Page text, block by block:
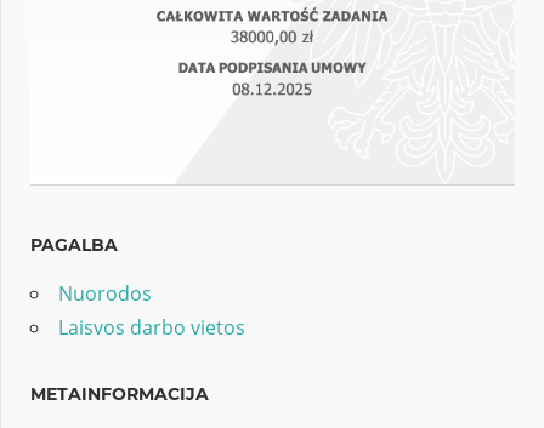
PAGALBA
Nuorodos
Laisvos darbo vietos
METAINFORMACIJA